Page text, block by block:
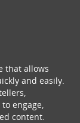
that allows
and easily.
engage,
content.